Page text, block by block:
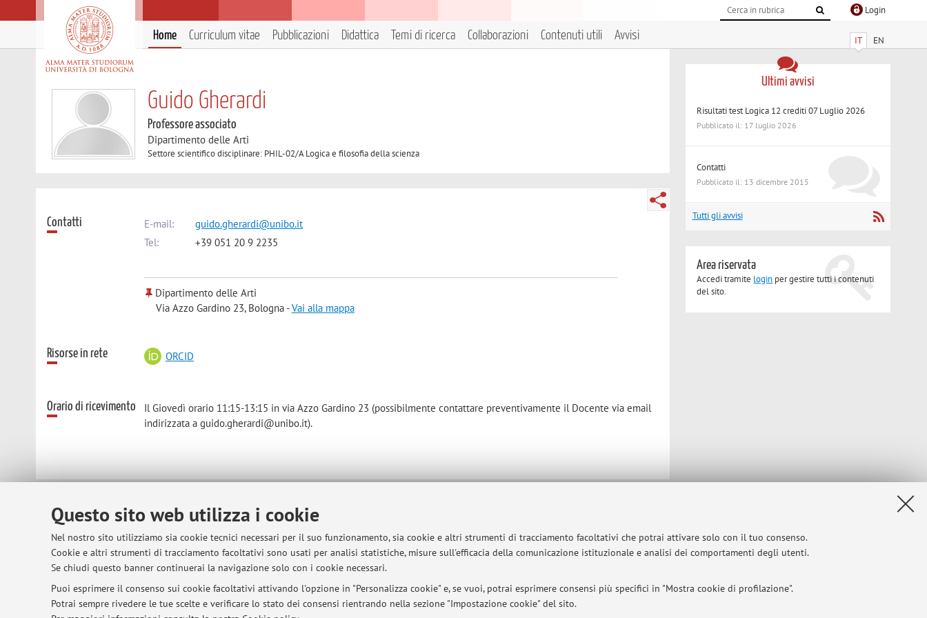
Questo sito web utilizza i cookie
Nel nostro sito utilizziamo sia cookie tecnici necessari per il suo funzionamento, sia cookie e altri strumenti di tracciamento facoltativi che potrai attivare solo con il tuo consenso.
Cookie e altri strumenti di tracciamento facoltativi sono usati per analisi statistiche, misure sull'efficacia della comunicazione istituzionale e analisi dei comportamenti degli utenti.
Se chiudi questo banner continuerai la navigazione solo con i cookie necessari.
Puoi esprimere il consenso sui cookie facoltativi attivando l'opzione in "Personalizza cookie" e, se vuoi, potrai esprimere consensi più specifici in "Mostra cookie di profilazione".
Potrai sempre rivedere le tue scelte e verificare lo stato dei consensi rientrando nella sezione "Impostazione cookie" del sito.
Login
IT EN
Home Curriculum vitae Pubblicazioni Didattica Temi di ricerca Collaborazioni Contenuti utili Avvisi
Guido Gherardi
Professore associato
Dipartimento delle Arti
Settore scientifico disciplinare: PHIL-02/A Logica e filosofia della scienza
Contatti E-mail:
guido.gherardi@unibo.it
Tel:
+39 051 20 9 2235
Dipartimento delle Arti
Via Azzo Gardino 23, Bologna -Vai alla mappa
Risorse in rete ORCID
Orario di ricevimento
Il Giovedì orario 11:15-13:15 in via Azzo Gardino 23 (possibilmente contattare preventivamente il Docente via email
indirizzata a guido.gherardi@unibo.it).
Ultimi avvisi
Risultati test Logica 12 crediti 07 Luglio 2026
Pubblicato il: 17 luglio 2026
Contatti
Pubblicato il: 13 dicembre 2015
Tutti gli avvisi
Area riservata
Accedi tramite login per gestire tutti i contenuti
del sito.
© 2026 - ALMA MATER STUDIORUM - Università di Bologna - Via Zamboni, 33 - 40126 Bologna - Partita IVA: 01131710376